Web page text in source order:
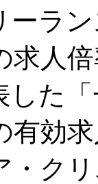
ラ
求人
した
有効
・ク